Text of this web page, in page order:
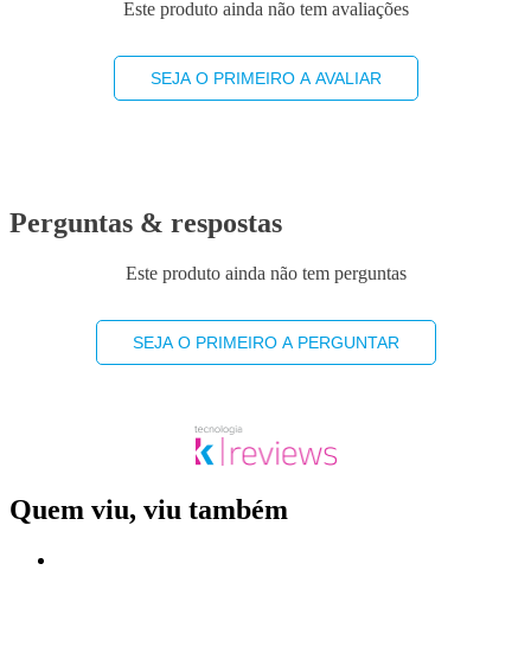
Este produto ainda não tem avaliações
SEJA O PRIMEIRO A AVALIAR
Perguntas & respostas
Este produto ainda não tem perguntas
SEJA O PRIMEIRO A PERGUNTAR
Quem viu, viu também